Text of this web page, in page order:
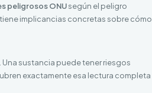
peligrosos ONUsegún el peligro
implicancias concretas sobre cómo
sustancia puede tener riesgos
exactamente esa lectura completa